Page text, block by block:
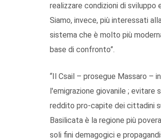
realizzare condizioni di
Siamo, invece, più interessati
sistema che è molto più
base di confronto”.
“Il Csail – prosegue Massaro –
l'emigrazione giovanile ;
reddito pro-capite dei cittadini
Basilicata è la regione più
soli fini demagogici e